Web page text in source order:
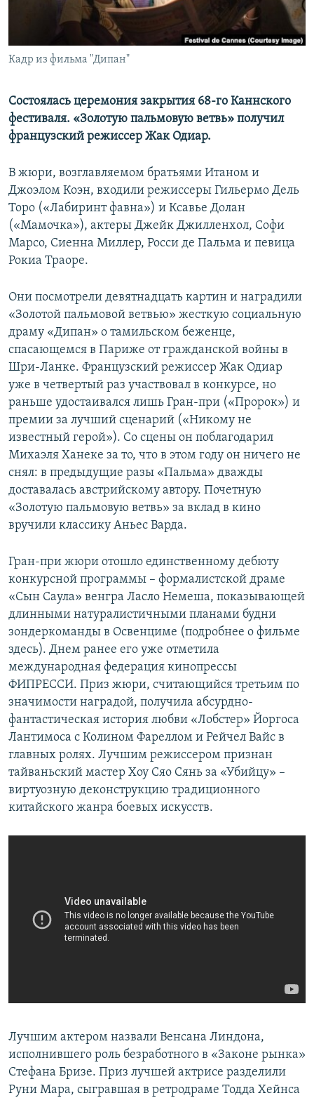
Кадр из фильма "Дипан"
Cостоялась церемония закрытия 68-го Каннского
фестиваля. «Золотую пальмовую ветвь» получил
французский режиссер Жак Одиар.
В жюри, возглавляемом братьями Итаном и
Джоэлом Коэн, входили режиссеры Гильермо Дель
Торо («Лабиринт фавна») и Ксавье Долан
(«Мамочка»), актеры Джейк Джилленхол, Софи
Марсо, Сиенна Миллер, Росси де Пальма и певица
Рокиа Траоре.
Они посмотрели девятнадцать картин и наградили
«Золотой пальмовой ветвью» жесткую социальную
драму «Дипан» о тамильском беженце,
спасающемся в Париже от гражданской войны в
Шри-Ланке. Французский режиссер Жак Одиар
уже в четвертый раз участвовал в конкурсе, но
раньше удостаивался лишь Гран-при («Пророк») и
премии за лучший сценарий («Никому не
известный герой»). Со сцены он поблагодарил
Михаэля Ханеке за то, что в этом году он ничего не
снял: в предыдущие разы «Пальма» дважды
доставалась австрийскому автору. Почетную
«Золотую пальмовую ветвь» за вклад в кино
вручили классику Аньес Варда.
Гран-при жюри отошло единственному дебюту
конкурсной программы – формалистской драме
«Сын Саула» венгра Ласло Немеша, показывающей
длинными натуралистичными планами будни
зондеркоманды в Освенциме (подробнее о фильме
здесь). Днем ранее его уже отметила
международная федерация кинопрессы
ФИПРЕССИ. Приз жюри, считающийся третьим по
значимости наградой, получила абсурдно-
фантастическая история любви «Лобстер» Йоргоса
Лантимоса с Колином Фареллом и Рейчел Вайс в
главных ролях. Лучшим режиссером признан
тайваньский мастер Хоу Сяо Сянь за «Убийцу» –
виртуозную деконструкцию традиционного
китайского жанра боевых искусств.
Лучшим актером назвали Венсана Линдона,
исполнившего роль безработного в «Законе рынка»
Стефана Бризе. Приз лучшей актрисе разделили
Руни Мара, сыгравшая в ретродраме Тодда Хейнса